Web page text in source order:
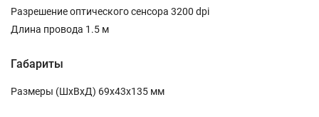
Разрешение оптического сенсора 3200 dpi
Длина провода 1.5 м
Габариты
Размеры (ШxВxД) 69x43x135 мм